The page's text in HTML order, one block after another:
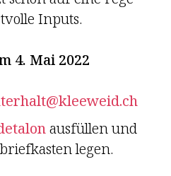
Inputs.
4. Mai 2022
ausfüllen und
legen.